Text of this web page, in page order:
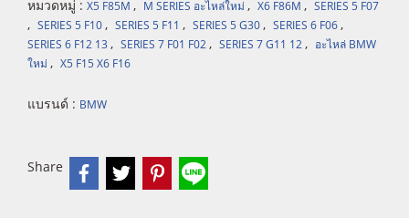
หมวดหมู่ : X5 F85M , M SERIES อะไหล่ใหม่ , X6 F86M , SERIES 5 F07
, SERIES 5 F10, SERIES 5 F11 , SERIES 5 G30, SERIES 6 F06,
SERIES 6 F12 13 , SERIES 7 F01 F02, SERIES 7 G11 12, อะไหล่ BMW
ใหม่ , X5 F15 X6 F16
แบรนด์ : BMW
Share